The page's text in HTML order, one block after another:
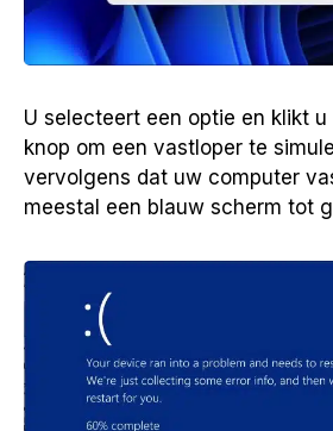
U selecteert een optie en klikt u
knop om een vastloper te
vervolgens dat uw computer
meestal een blauw scherm tot